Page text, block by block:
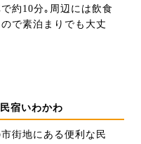
約10分｡周辺には飲食
で素泊まりでも大丈
宿いわかわ
街地にある便利な民